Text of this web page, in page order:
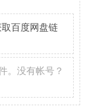
取百度网盘链
。没有帐号？